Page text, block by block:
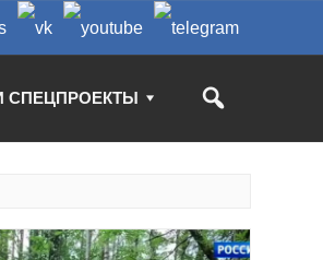
СПЕЦПРОЕКТЫ